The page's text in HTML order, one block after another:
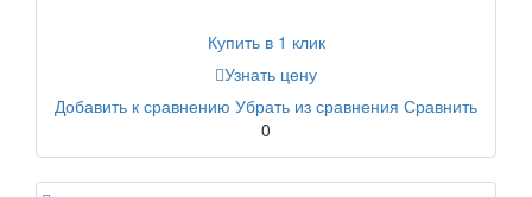
Купить в 1 клик
Узнать цену
Добавить к сравнению Убрать из сравнения Сравнить
0